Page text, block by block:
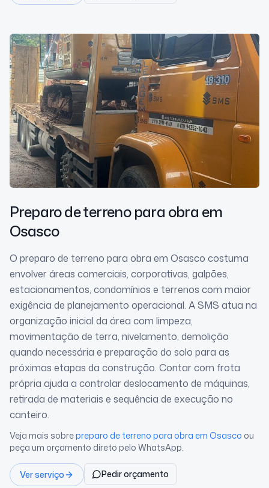
Preparo de terreno para obra em
Osasco
O preparo de terreno para obra em Osasco costuma
envolver áreas comerciais, corporativas, galpões,
estacionamentos, condomínios e terrenos com maior
exigência de planejamento operacional. A SMS atua na
organização inicial da área com limpeza,
movimentação de terra, nivelamento, demolição
quando necessária e preparação do solo para as
próximas etapas da construção. Contar com frota
própria ajuda a controlar deslocamento de máquinas,
retirada de materiais e sequência de execução no
canteiro.
Veja mais sobrepreparo de terreno para obra em Osasco ou
peça um orçamento direto pelo WhatsApp.
Ver serviço Pedir orçamento